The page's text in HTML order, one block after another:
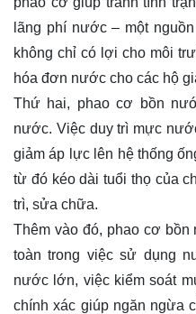
lãng phí nước – một
không chỉ có lợi cho môi
hóa đơn nước cho các hộ
Thứ hai, phao cơ bồn
nước. Việc duy trì mực
giảm áp lực lên hệ thống
từ đó kéo dài tuổi thọ của
trì, sửa chữa.
Thêm vào đó, phao cơ
toàn trong việc sử dụng
nước lớn, việc kiểm soát
chính xác giúp ngăn ngừa